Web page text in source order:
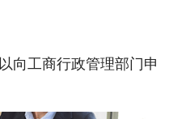
向工商行政管理部门申